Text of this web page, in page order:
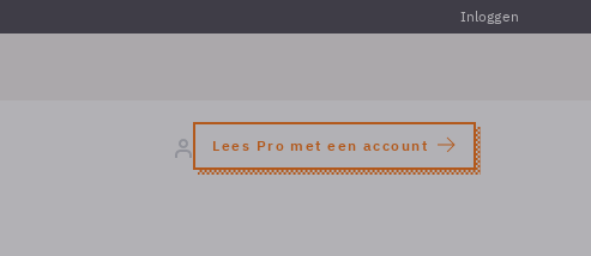
Inloggen
Lees Pro met een account